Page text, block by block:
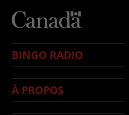
BINGO RADIO
À PROPOS